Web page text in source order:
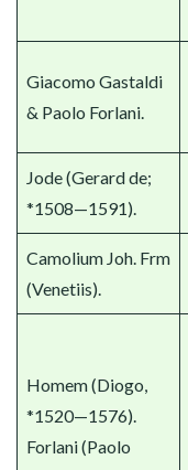
Giacomo Gastaldi
& Paolo Forlani.
Jode (Gerard de;
*1508—1591).
Camolium Joh. Frm
(Venetiis).
Homem (Diogo,
*1520—1576).
Forlani (Paolo